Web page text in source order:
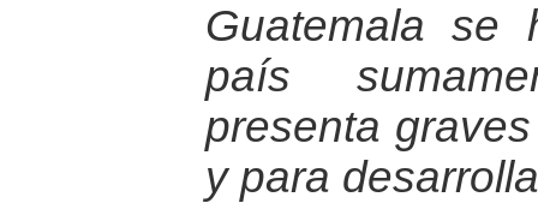
Guatemala se
país
presenta
y para